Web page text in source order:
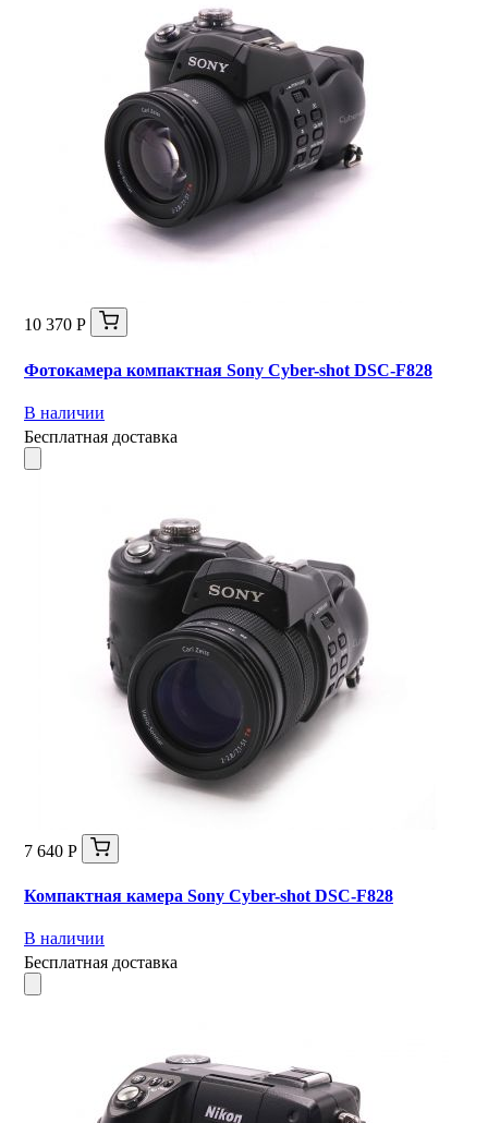
10 370 Р
Фотокамера компактная Sony Cyber-shot DSC-F828
В наличии
Бесплатная доставка
7 640 Р
Компактная камера Sony Cyber-shot DSC-F828
В наличии
Бесплатная доставка